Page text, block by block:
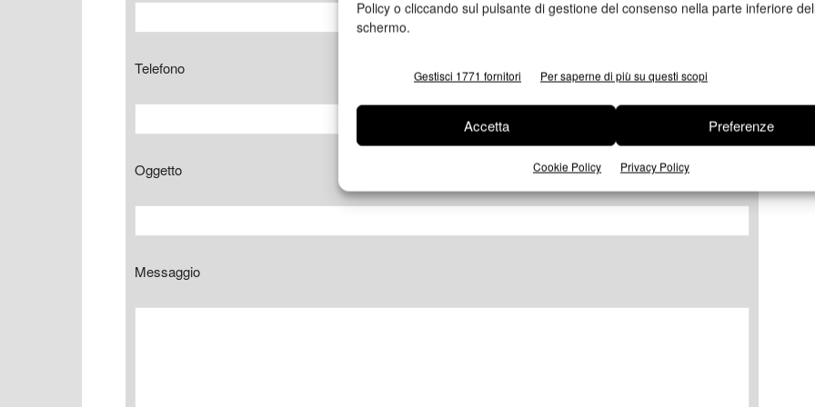
Policy o cliccando sul pulsante di gestione del consenso nella parte inferiore
schermo.
Gestisci 1771 fornitori Per saperne di più su questi scopi
Accetta Preferenze
Cookie Policy Privacy Policy
Telefono
Oggetto
Messaggio